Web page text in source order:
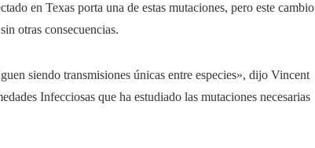
en Texas porta una de estas mutaciones, pero este cambio
otras consecuencias.
siendo transmisiones únicas entre especies», dijo Vincent
Infecciosas que ha estudiado las mutaciones necesarias